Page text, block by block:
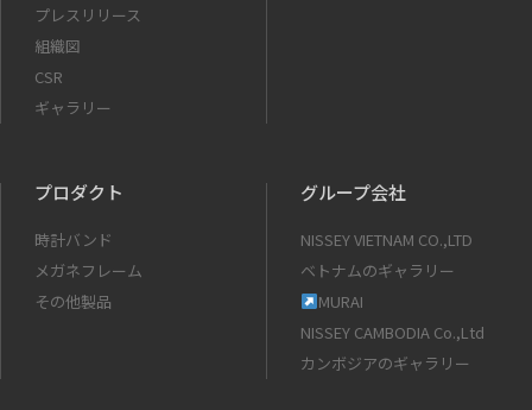
プレスリリース
組織図
CSR
ギャラリー
プロダクト
時計バンド
メガネフレーム
その他製品
グループ会社
NISSEY VIETNAM CO.,LTD
ベトナムのギャラリー
MURAI
NISSEY CAMBODIA Co.,Ltd
カンボジアのギャラリー